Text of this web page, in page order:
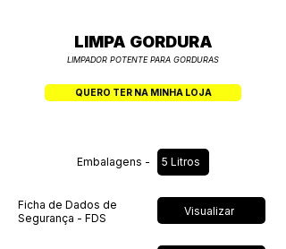
LIMPA GORDURA
LIMPADOR POTENTE PARA GORDURAS
QUERO TER NA MINHA LOJA
Embalagens -
Ficha de Dados de
Segurança - FDS
5 Litros
Visualizar